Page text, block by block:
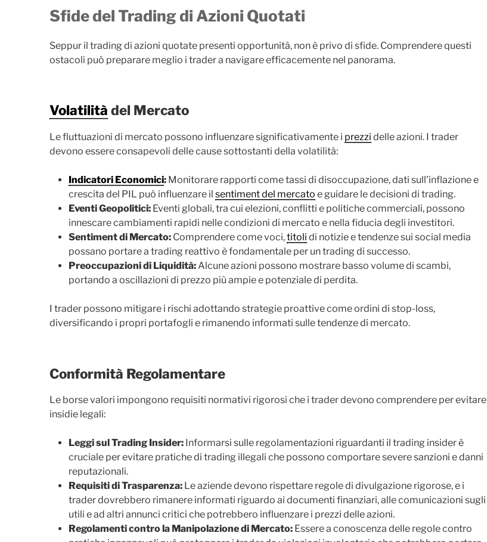
Sfide del Trading di Azioni Quotati
Seppur il trading di azioni quotate presenti opportunità, non è privo di sfide. Comprendere questi
ostacoli può preparare meglio i trader a navigare efficacemente nel panorama.
Volatilità del Mercato
Le fluttuazioni di mercato possono influenzare significativamente i prezzi delle azioni. I trader
devono essere consapevoli delle cause sottostanti della volatilità:
Indicatori Economici: Monitorare rapporti come tassi di disoccupazione, dati sull’inflazione e
crescita del PIL può influenzare ilsentiment del mercato e guidare le decisioni di trading.
Eventi Geopolitici: Eventi globali, tra cui elezioni, conflitti e politiche commerciali, possono
innescare cambiamenti rapidi nelle condizioni di mercato e nella fiducia degli investitori.
Sentiment di Mercato: Comprendere come voci,titoli di notizie e tendenze sui social media
possano portare a trading reattivo è fondamentale per un trading di successo.
Preoccupazioni di Liquidità:Alcune azioni possono mostrare basso volume di scambi,
portando a oscillazioni di prezzo più ampie e potenziale di perdita.
I trader possono mitigare i rischi adottando strategie proattive come ordini di stop-loss,
diversificando i propri portafogli e rimanendo informati sulle tendenze di mercato.
Conformità Regolamentare
Le borse valori impongono requisiti normativi rigorosi che i trader devono comprendere per evitare
insidie legali:
Leggi sul Trading Insider: Informarsi sulle regolamentazioni riguardanti il trading insider è
cruciale per evitare pratiche di trading illegali che possono comportare severe sanzioni e danni
reputazionali.
Requisiti di Trasparenza: Le aziende devono rispettare regole di divulgazione rigorose, e i
trader dovrebbero rimanere informati riguardo ai documenti finanziari, alle comunicazioni sugli
utili e ad altri annunci critici che potrebbero influenzare i prezzi delle azioni.
Regolamenti contro la Manipolazione di Mercato: Essere a conoscenza delle regole contro